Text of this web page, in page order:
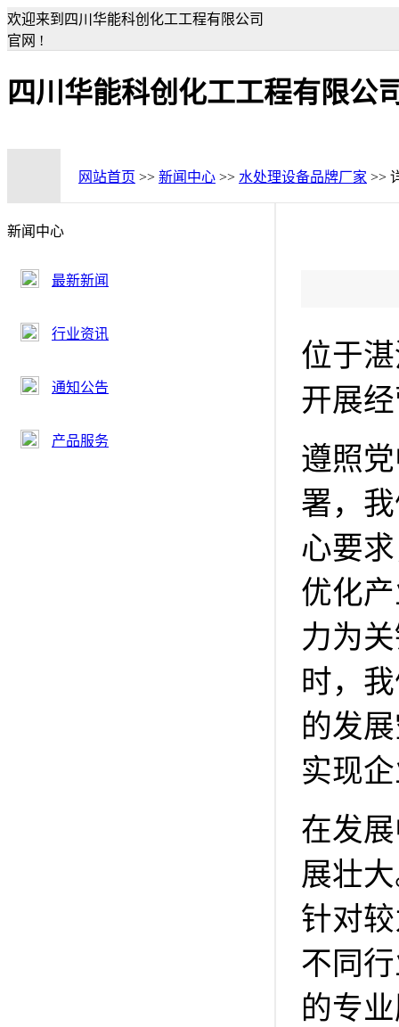
欢迎来到四川华能科创化工工程有限公司
官网 !
四川华能科创化工工程有限公
网站首页 >> 新闻中心 >> 水处理设备品牌厂家 >>
新闻中心
最新新闻
行业资讯
通知公告
产品服务
位于
开展
遵照
署，
心要
优化
力为
时，
的发
实现
在发
展壮
针对
不同
的专